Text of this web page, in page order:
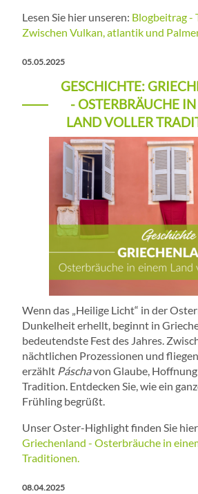
Lesen Sie hier unseren: Blogbeitrag -
Zwischen Vulkan, atlantik und
05.05.2025
GESCHICHTE:
- OSTERBRÄUCHE
LAND VOLLER
Wenn das „Heilige Licht“ in der
Dunkelheit erhellt, beginnt in
bedeutendste Fest des Jahres.
nächtlichen Prozessionen und
erzählt Páschavon Glaube,
Tradition. Entdecken Sie, wie ein
Frühling begrüßt.
Unser Oster-Highlight finden Sie
Griechenland - Osterbräuche in
Traditionen.
08.04.2025